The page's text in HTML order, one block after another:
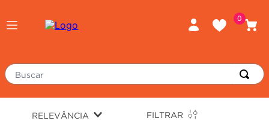
0
Buscar
RELEVÂNCIA FILTRAR